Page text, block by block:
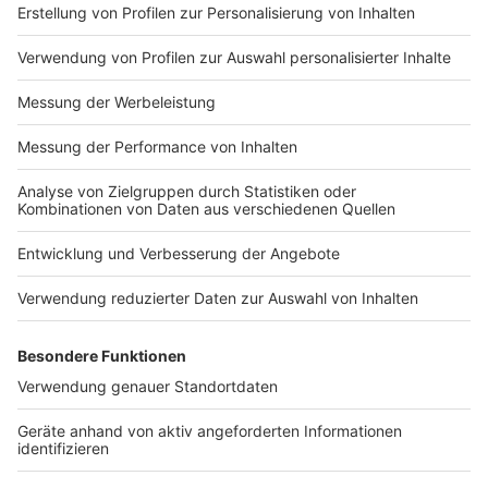
um.html Datenschutz:
es/article157550705/Daten
es/article157550705/Daten
schutzerklaerung-WELT-
DIGITAL.html
Impressum
Nutzungsbedingungen
Jobs
Presse
Werben
Archiv
ANTENNE BAYERN GROUP
Stiftung ANTENNE BAYERN
hilft
Kontakt
Studio-Hotline
Verkehrs-Hotline
Newsletter